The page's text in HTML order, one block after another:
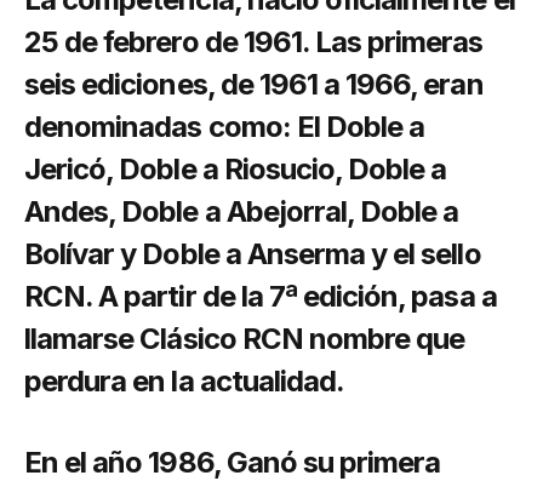
25 de febrero de 1961. Las primeras
seis ediciones, de 1961 a 1966, eran
denominadas como: El Doble a
Jericó, Doble a Riosucio, Doble a
Andes, Doble a Abejorral, Doble a
Bolívar y Doble a Anserma y el sello
RCN. A partir de la 7ª edición, pasa a
llamarse Clásico RCN nombre que
perdura en la actualidad.
En el año 1986, Ganó su primera